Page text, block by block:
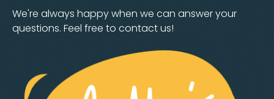
We're always happy when we can answer your
questions. Feel free to contact us!